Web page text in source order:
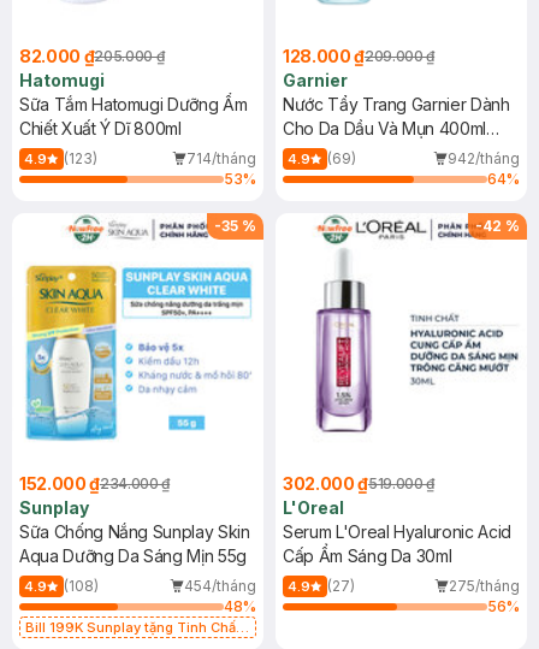
82.000 ₫205.000 ₫
Hatomugi
Sữa Tắm Hatomugi Dưỡng Ẩm
Chiết Xuất Ý Dĩ 800ml
4.9 (123)
714/tháng
53%
128.000 ₫209.000 ₫
Garnier
Nước Tẩy Trang Garnier Dành
Cho Da Dầu Và Mụn 400ml
(Mới)
4.9 (69)
942/tháng
64%
-35 %
152.000 ₫234.000 ₫
Sunplay
Sữa Chống Nắng Sunplay Skin
Aqua Dưỡng Da Sáng Mịn 55g
4.9 (108)
454/tháng
48%
Bill 199K Sunplay tặng Tinh Chất
-42 %
302.000 ₫519.000 ₫
L'Oreal
Serum L'Oreal Hyaluronic Acid
Cấp Ẩm Sáng Da 30ml
4.9 (27)
275/tháng
56%